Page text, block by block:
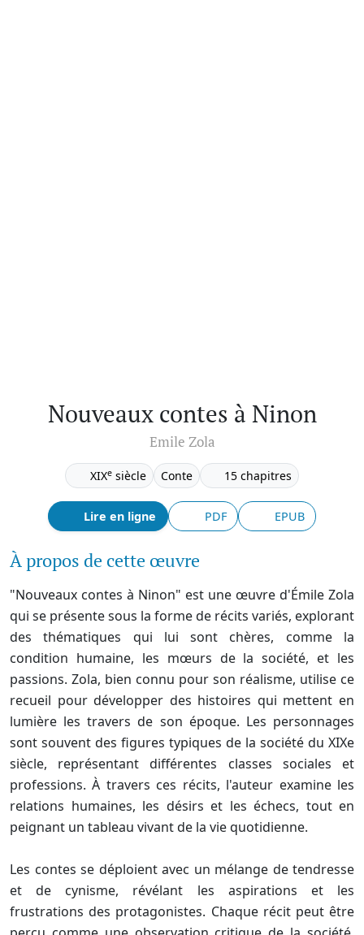
Nouveaux contes à Ninon
Emile Zola
XIXesiècle Conte 15 chapitres
Lire en ligne PDF EPUB
À propos de cette œuvre
"Nouveaux contes à Ninon" est une œuvre d'Émile Zola
qui se présente sous la forme de récits variés, explorant
des thématiques qui lui sont chères, comme la
condition humaine, les mœurs de la société, et les
passions. Zola, bien connu pour son réalisme, utilise ce
recueil pour développer des histoires qui mettent en
lumière les travers de son époque. Les personnages
sont souvent des figures typiques de la société du XIXe
siècle, représentant différentes classes sociales et
professions. À travers ces récits, l'auteur examine les
relations humaines, les désirs et les échecs, tout en
peignant un tableau vivant de la vie quotidienne.
Les contes se déploient avec un mélange de tendresse
et de cynisme, révélant les aspirations et les
frustrations des protagonistes. Chaque récit peut être